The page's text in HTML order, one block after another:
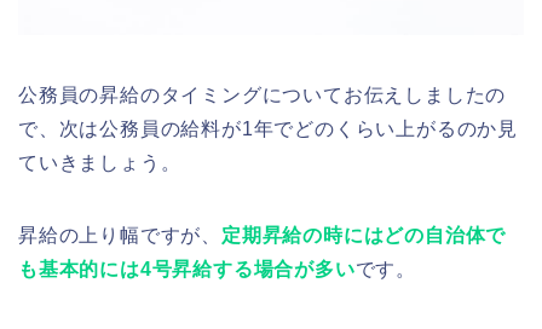
公務員の昇給のタイミングについてお伝えしましたの
で、次は公務員の給料が1年でどのくらい上がるのか見
ていきましょう。
昇給の上り幅ですが、 定期昇給の時にはどの自治体で
も基本的には4号昇給する場合が多いです。